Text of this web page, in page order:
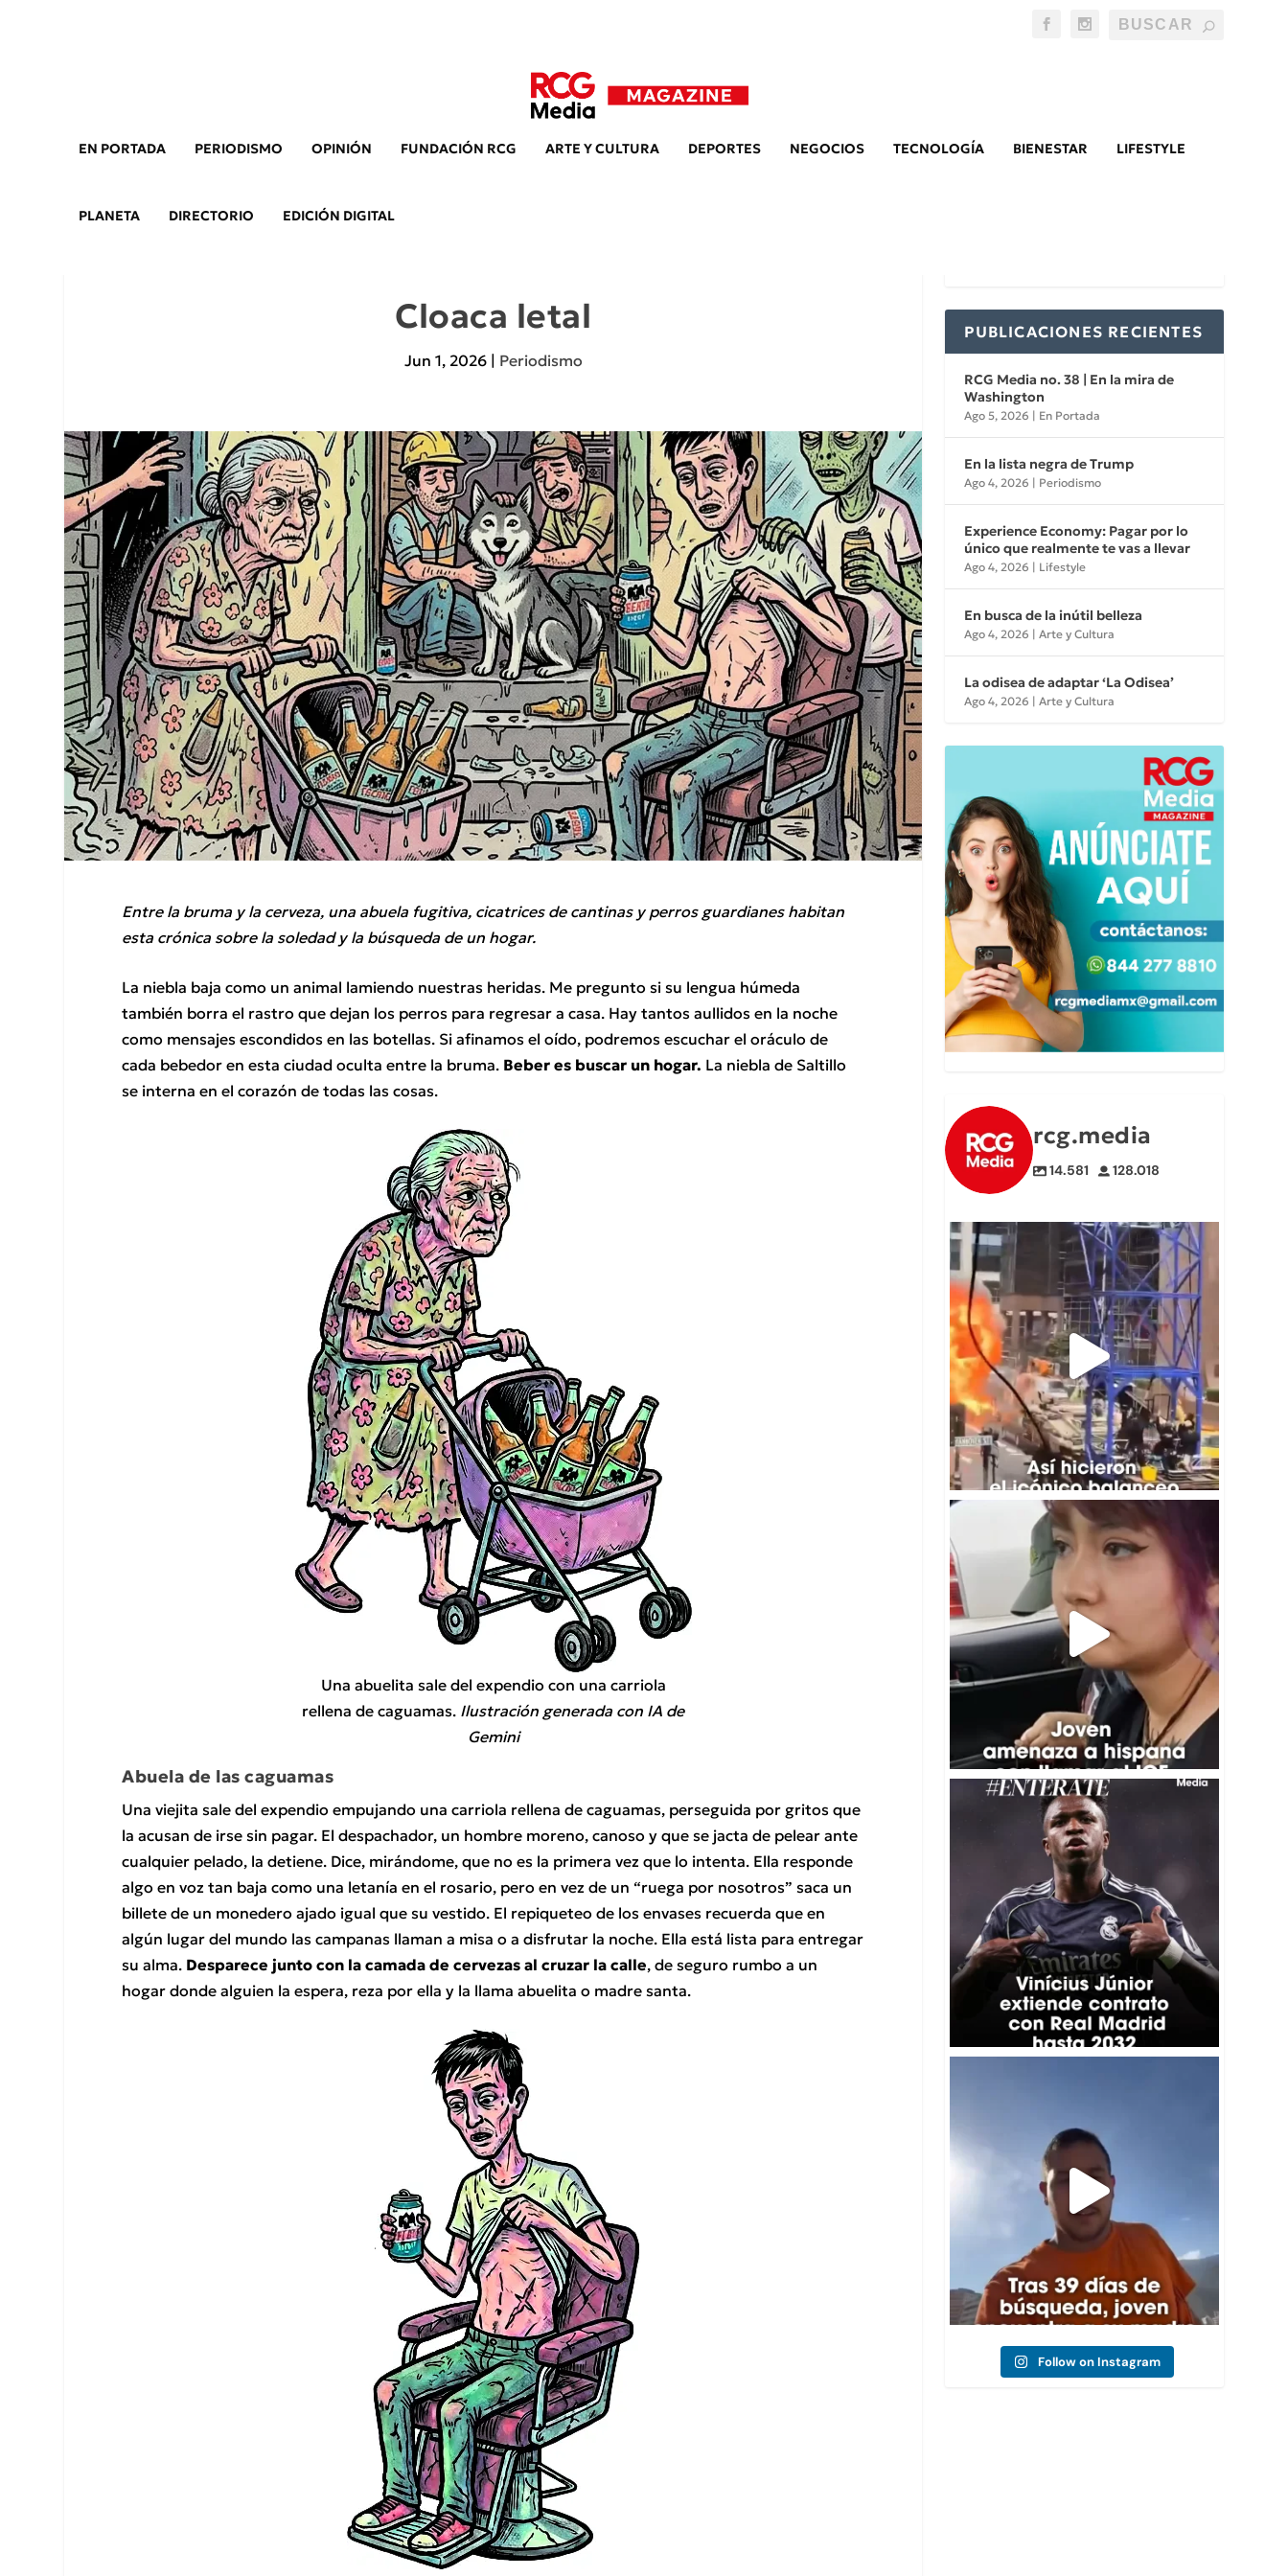
EN PORTADA PERIODISMO OPINIÓN FUNDACIÓN RCG ARTE Y CULTURA DEPORTES NEGOCIOS TECNOLOGÍA BIENESTAR LIFESTYLE
PLANETA DIRECTORIO EDICIÓN DIGITAL
Cloaca letal
Jun 1, 2026| Periodismo
Entre la bruma y la cerveza, una abuela fugitiva, cicatrices de cantinas y perros guardianes habitan
esta crónica sobre la soledad y la búsqueda de un hogar.
La niebla baja como un animal lamiendo nuestras heridas. Me pregunto si su lengua húmeda
también borra el rastro que dejan los perros para regresar a casa. Hay tantos aullidos en la noche
como mensajes escondidos en las botellas. Si afinamos el oído, podremos escuchar el oráculo de
cada bebedor en esta ciudad oculta entre la bruma. Beber es buscar un hogar. La niebla de Saltillo
se interna en el corazón de todas las cosas.
Una abuelita sale del expendio con una carriola
rellena de caguamas. Ilustración generada con IA de
Gemini
Abuela de las caguamas
Una viejita sale del expendio empujando una carriola rellena de caguamas, perseguida por gritos que
la acusan de irse sin pagar. El despachador, un hombre moreno, canoso y que se jacta de pelear ante
cualquier pelado, la detiene. Dice, mirándome, que no es la primera vez que lo intenta. Ella responde
algo en voz tan baja como una letanía en el rosario, pero en vez de un “ruega por nosotros” saca un
billete de un monedero ajado igual que su vestido. El repiqueteo de los envases recuerda que en
algún lugar del mundo las campanas llaman a misa o a disfrutar la noche. Ella está lista para entregar
su alma. Desparece junto con la camada de cervezas al cruzar la calle, de seguro rumbo a un
hogar donde alguien la espera, reza por ella y la llama abuelita o madre santa.
PUBLICACIONES RECIENTES
RCG Media no. 38 | En la mira de
Washington
Ago 5, 2026 | En Portada
En la lista negra de Trump
Ago 4, 2026 | Periodismo
Experience Economy: Pagar por lo
único que realmente te vas a llevar
Ago 4, 2026 | Lifestyle
En busca de la inútil belleza
Ago 4, 2026 |Arte y Cultura
La odisea de adaptar ‘La Odisea’
Ago 4, 2026 |Arte y Cultura
rcg.media
14.581 128.018
🎬Un video detrás de cámaras muestra cómo el
367 1
🤔🇺🇸Una falla mecánica provocó una discusión
247 56
⚽️Vinícius Júnior llegó a un acuerdo para ampliar
6
Follow on Instagram